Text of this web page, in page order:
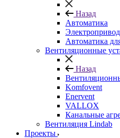
Назад
Автоматика
Автоматика
Вентиляционные
Назад
Komfovent
Enervent
VALLOX
Канальные
Вентиляция Lindab
Проекты